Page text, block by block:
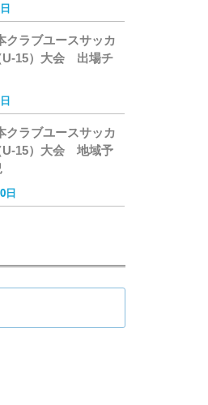
クラブユースサッカ
U-15）大会 出場チ
クラブユースサッカ
U-15）大会 地域予
日